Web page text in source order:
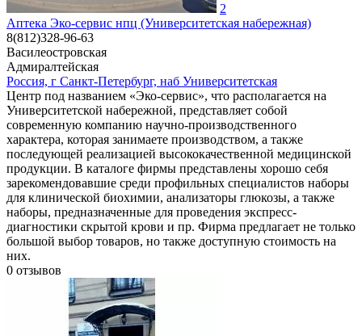
2
Аптека Эко-сервис нпц (Университетская набережная)
8(812)328-96-63
Василеостровская
Адмиралтейская
Россия, г Санкт-Петербург, наб Университетская
Центр под названием «Эко-сервис», что располагается на
Университетской набережной, представляет собой
современную компанию научно-производственного
характера, которая занимаете производством, а также
последующей реализацией высококачественной медицинской
продукции. В каталоге фирмы представлены хорошо себя
зарекомендовавшие среди профильных специалистов наборы
для клинической биохимии, анализаторы глюкозы, а также
наборы, предназначенные для проведения экспресс-
диагностики скрытой крови и пр. Фирма предлагает не только
большой выбор товаров, но также доступную стоимость на
них.
0 отзывов